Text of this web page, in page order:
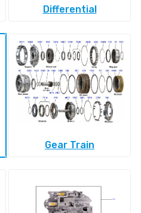
Differential
Gear Train